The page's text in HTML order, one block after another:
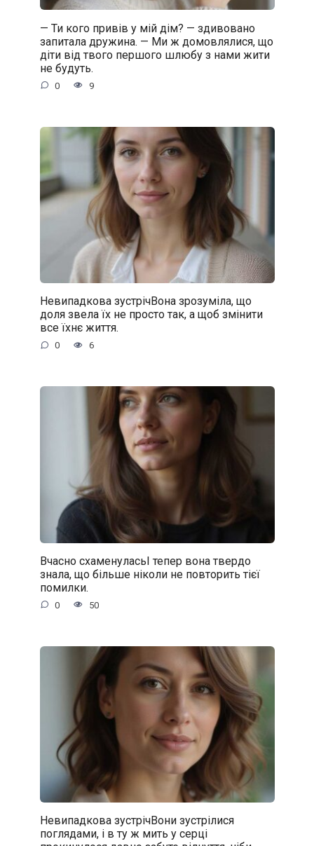
— Ти кого привів у мій дім? — здивовано
запитала дружина. — Ми ж домовлялися, що
діти від твого першого шлюбу з нами жити
не будуть.
0 9
Невипадкова зустрічВона зрозуміла, що
доля звела їх не просто так, а щоб змінити
все їхнє життя.
0 6
Вчасно схаменуласьІ тепер вона твердо
знала, що більше ніколи не повторить тієї
помилки.
0 50
Невипадкова зустрічВони зустрілися
поглядами, і в ту ж мить у серці